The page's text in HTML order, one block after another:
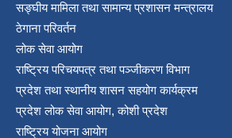
सङ्‍घीय मामिला तथा सामान्य प्रशासन मन्त्रालय
ठेगाना परिवर्तन
लोक सेवा आयोग
राष्ट्रिय परिचयपत्र तथा पञ्‍जीकरण विभाग
प्रदेश तथा स्थानीय शासन सहयोग कार्यक्रम
प्रदेश लोक सेवा आयोग, कोशी प्रदेश
राष्ट्रिय योजना आयोग